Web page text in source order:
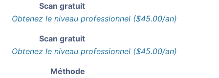
Scan gratuit
Obtenez le niveau professionnel ($45.00/an)
Scan gratuit
Obtenez le niveau professionnel ($45.00/an)
Méthode